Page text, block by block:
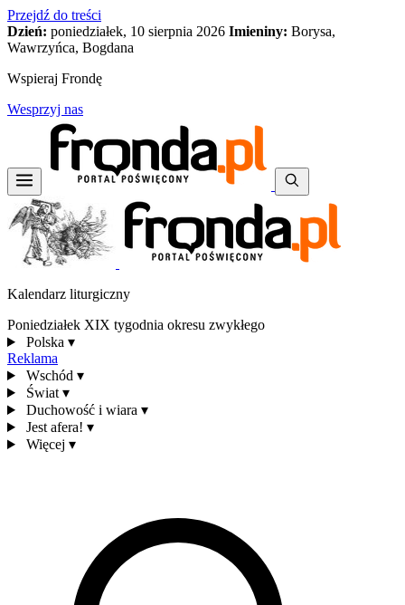
Przejdź do treści
Dzień: poniedziałek, 10 sierpnia 2026 Imieniny: Borysa,
Wawrzyńca, Bogdana
Wspieraj Frondę
Wesprzyj nas
Kalendarz liturgiczny
Poniedziałek XIX tygodnia okresu zwykłego
Polska ▾
Reklama
Wschód ▾
Świat ▾
Duchowość i wiara ▾
Jest afera! ▾
Więcej ▾